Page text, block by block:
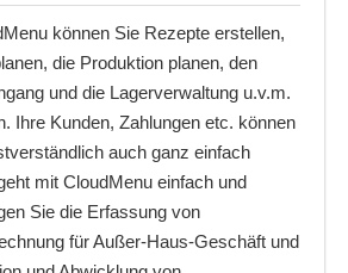
können Sie Rezepte erstellen,
die Produktion planen, den
und die Lagerverwaltung u.v.m.
Ihre Kunden, Zahlungen etc. können
auch ganz einfach
mit CloudMenu einfach und
Sie die Erfassung von
für Außer-Haus-Geschäft und